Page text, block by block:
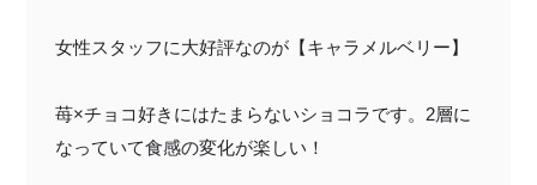
女性スタッフに大好評なのが【キャラメルベリー】
苺×チョコ好きにはたまらないショコラです。 2層に
なっていて食感の変化が楽しい！